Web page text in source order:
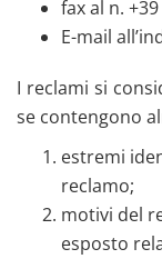
fax al n.
E-mail
I reclami si
se contengono
estremi
reclamo;
motivi del
esposto